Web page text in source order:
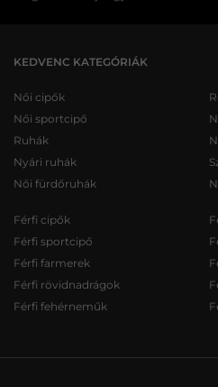
KEDVENC KATEGÓRIÁK
Női cipők
Női sportcipő
Ruhák
Nyári ruhák
Női fürdőruhák
Férfi cipők
Férfi sportcipő
Férfi farmerek
Férfi rövidnadrágok
Férfi fehérneműk